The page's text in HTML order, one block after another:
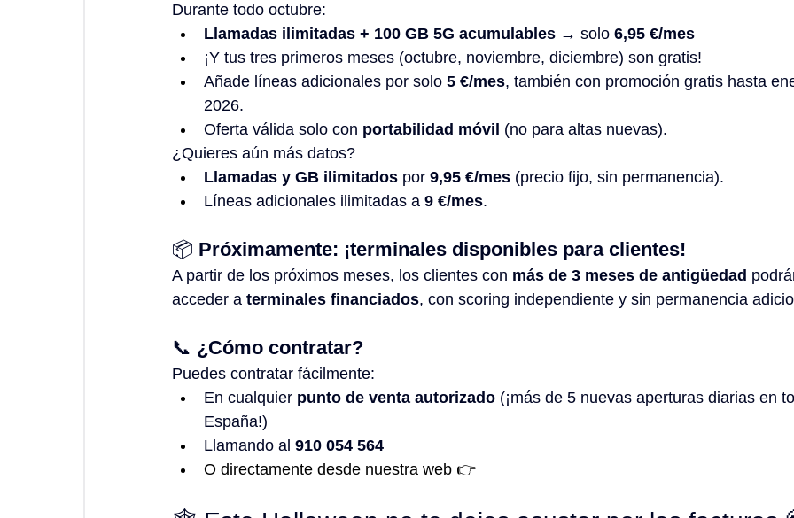
Durante todo octubre:
Llamadas ilimitadas + 100 GB 5G acumulables → solo 6,95 €/mes
¡Y tus tres primeros meses (octubre, noviembre, diciembre) son gratis!
Añade líneas adicionales por solo 5 €/mes, también con promoción gratis hasta
2026.
Oferta válida solo con portabilidad móvil (no para altas nuevas).
¿Quieres aún más datos?
Llamadas y GB ilimitados por 9,95 €/mes (precio fijo, sin permanencia).
Líneas adicionales ilimitadas a 9 €/mes.
📦 Próximamente: ¡terminales disponibles para clientes!
A partir de los próximos meses, los clientes con más de 3 meses de antigüedad
acceder a terminales financiados, con scoring independiente y sin permanencia
📞 ¿Cómo contratar?
Puedes contratar fácilmente:
En cualquier punto de venta autorizado (¡más de 5 nuevas aperturas diarias en
España!)
Llamando al 910 054 564
O directamente desde nuestra web 👉